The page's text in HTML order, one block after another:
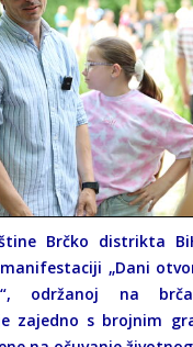
Brčko distrikta
„Dani
održanoj na
zajedno s brojnim